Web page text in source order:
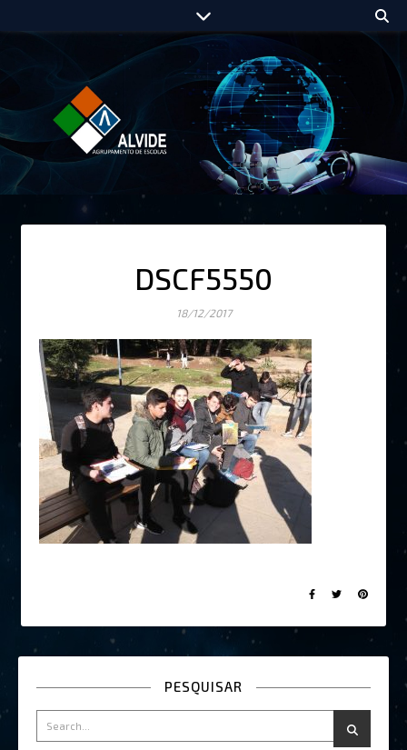
DSCF5550
18/12/2017
PESQUISAR